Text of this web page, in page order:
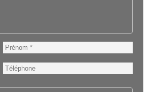
Prénom
Téléphone